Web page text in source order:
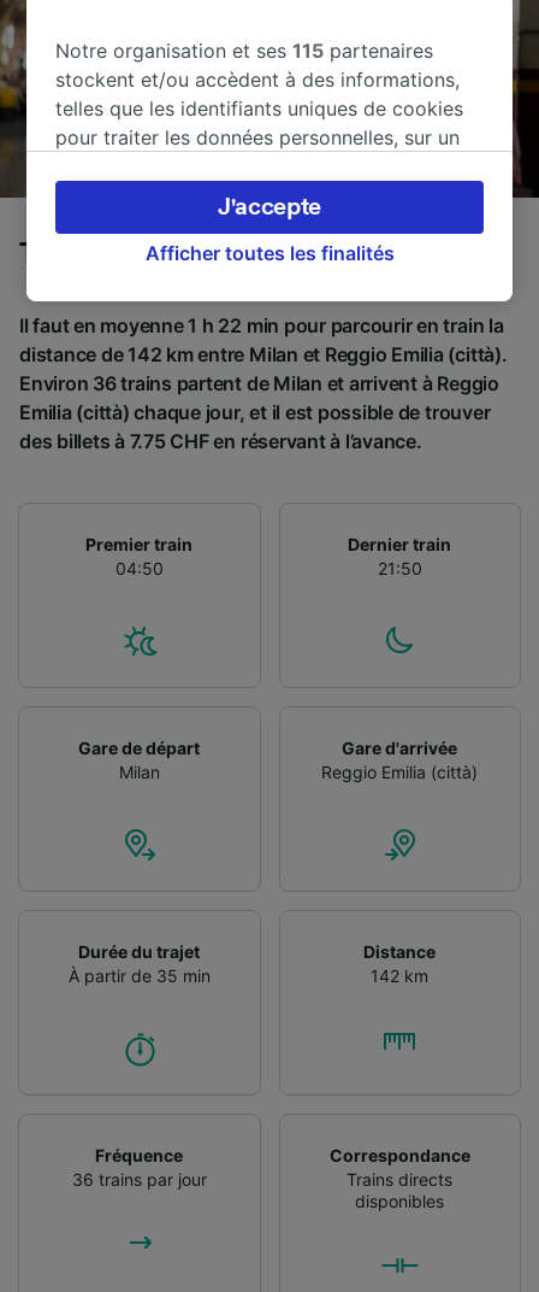
Trains de Milan à Reggio Emilia (città)
Il faut en moyenne 1 h 22 min pour parcourir en train la
distance de 142 km entre Milan et Reggio Emilia (città).
Environ 36 trains partent de Milan et arrivent à Reggio
Emilia (città) chaque jour, et il est possible de trouver
des billets à 7.75 CHF en réservant à l’avance.
Premier train
04:50
Dernier train
21:50
Gare de départ
Milan
Gare d'arrivée
Reggio Emilia (città)
Durée du trajet
À partir de 35 min
Distance
142 km
Fréquence
36 trains par jour
Correspondance
Trains directs
disponibles
Notre organisation et ses115 partenaires
stockent et/ou accèdent à des informations,
telles que les identifiants uniques de cookies
pour traiter les données personnelles, sur un
préférences, notamment en exerçant votre
droit d’opposition à l’intérêt légitime, en
cliquant ci-dessous ou à tout moment sur la
et n’affecteront pas les données de navigation.
Vos données ne seront pas utilisées à des fins
de traçage si vous nous avez demandé de ne
pas vous tracer.
externes, traitent des données selon les
finalités suivantes :
Utiliser des données de géolocalisation
l’identification. Stocker et/ou accéder à des
informations sur un appareil. Publicités et
contenu personnalisés, mesure de
performance des publicités et du contenu,
services.
Afficher toutes les finalités
J'accepte